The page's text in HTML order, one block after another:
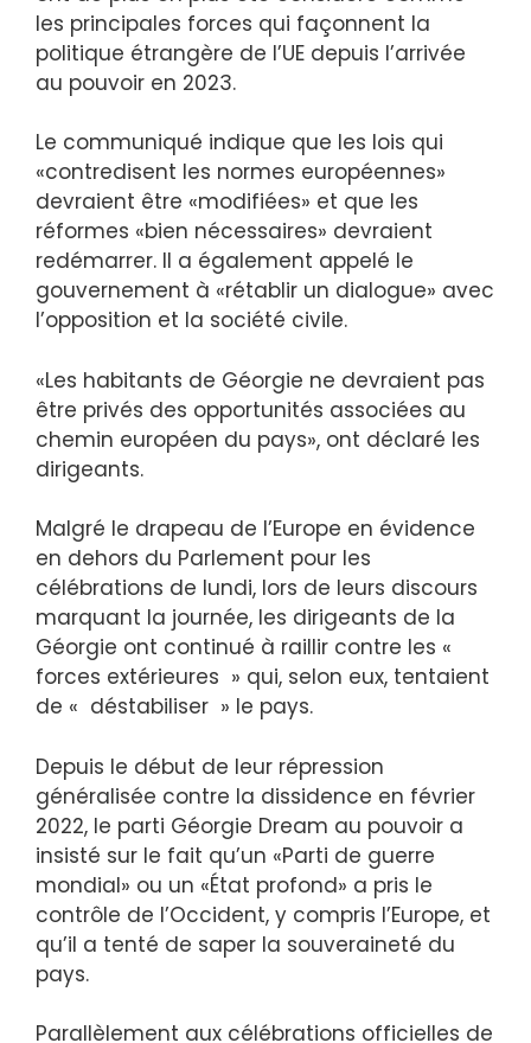
les principales forces qui façonnent la
politique étrangère de l’UE depuis l’arrivée
au pouvoir en 2023.
Le communiqué indique que les lois qui
«contredisent les normes européennes»
devraient être «modifiées» et que les
réformes «bien nécessaires» devraient
redémarrer. Il a également appelé le
gouvernement à «rétablir un dialogue» avec
l’opposition et la société civile.
«Les habitants de Géorgie ne devraient pas
être privés des opportunités associées au
chemin européen du pays», ont déclaré les
dirigeants.
Malgré le drapeau de l’Europe en évidence
en dehors du Parlement pour les
célébrations de lundi, lors de leurs discours
marquant la journée, les dirigeants de la
Géorgie ont continué à raillir contre les «
forces extérieures » qui, selon eux, tentaient
de « déstabiliser » le pays.
Depuis le début de leur répression
généralisée contre la dissidence en février
2022, le parti Géorgie Dream au pouvoir a
insisté sur le fait qu’un «Parti de guerre
mondial» ou un «État profond» a pris le
contrôle de l’Occident, y compris l’Europe, et
qu’il a tenté de saper la souveraineté du
pays.
Parallèlement aux célébrations officielles de